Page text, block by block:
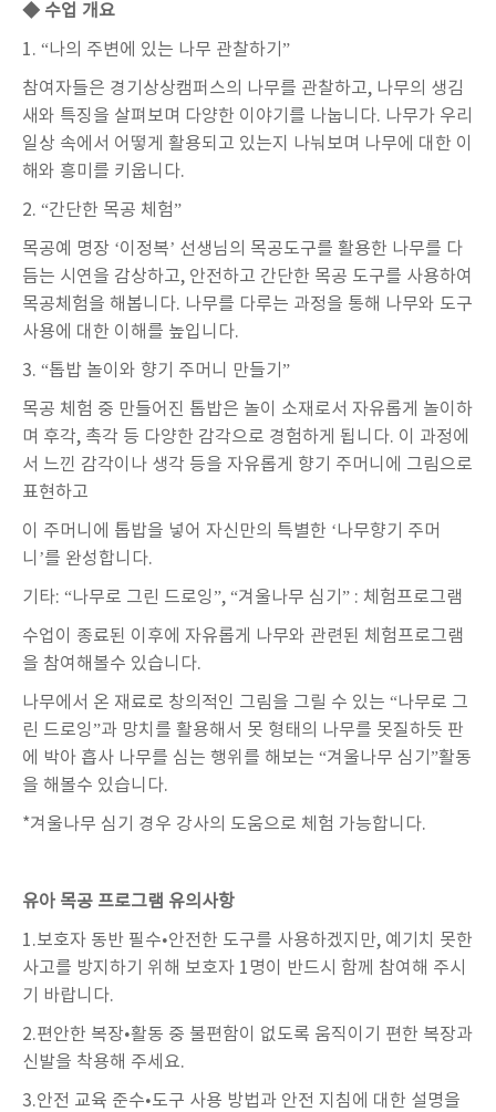
◆ 수업 개요
1. “나의 주변에 있는 나무 관찰하기 ”
참여자들은 경기상상캠퍼스의 나무를 관찰하고, 나무의 생김
새와 특징을 살펴보며 다양한 이야기를 나눕니다. 나무가 우리
일상 속에서 어떻게 활용되고 있는지 나눠보며 나무에 대한 이
해와 흥미를 키웁니다.
2. “간단한 목공 체험”
목공예 명장 ‘이정복’ 선생님의 목공도구를 활용한 나무를 다
듬는 시연을 감상하고, 안전하고 간단한 목공 도구를 사용하여
목공체험을 해봅니다. 나무를 다루는 과정을 통해 나무와 도구
사용에 대한 이해를 높입니다.
3. “톱밥 놀이와 향기 주머니 만들기 ”
목공 체험 중 만들어진 톱밥은 놀이 소재로서 자유롭게 놀이하
며 후각, 촉각 등 다양한 감각으로 경험하게 됩니다. 이 과정에
서 느낀 감각이나 생각 등을 자유롭게 향기 주머니에 그림으로
표현하고
이 주머니에 톱밥을 넣어 자신만의 특별한 ‘나무향기 주머
니 ’를 완성합니다.
기타: “나무로 그린 드로잉”, “겨울나무 심기 ” : 체험프로그램
수업이 종료된 이후에 자유롭게 나무와 관련된 체험프로그램
을 참여해볼수 있습니다.
나무에서 온 재료로 창의적인 그림을 그릴 수 있는 “나무로 그
린 드로잉”과 망치를 활용해서 못 형태의 나무를 못질하듯 판
에 박아 흡사 나무를 심는 행위를 해보는 “겨울나무 심기 ”활동
을 해볼수 있습니다.
*겨울나무 심기 경우 강사의 도움으로 체험 가능합니다.
유아 목공 프로그램 유의사항
1.보호자 동반 필수•안전한 도구를 사용하겠지만, 예기치 못한
사고를 방지하기 위해 보호자 1명이 반드시 함께 참여해 주시
기 바랍니다.
2.편안한 복장•활동 중 불편함이 없도록 움직이기 편한 복장과
신발을 착용해 주세요.
3.안전 교육 준수•도구 사용 방법과 안전 지침에 대한 설명을